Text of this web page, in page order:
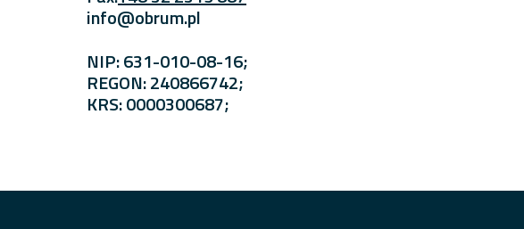
info@obrum.pl
NIP: 631-010-08-16;
REGON: 240866742;
KRS: 0000300687;